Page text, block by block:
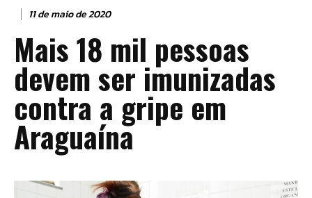
11 de maio de 2020
Mais 18 mil pessoas
devem ser imunizadas
contra a gripe em
Araguaína